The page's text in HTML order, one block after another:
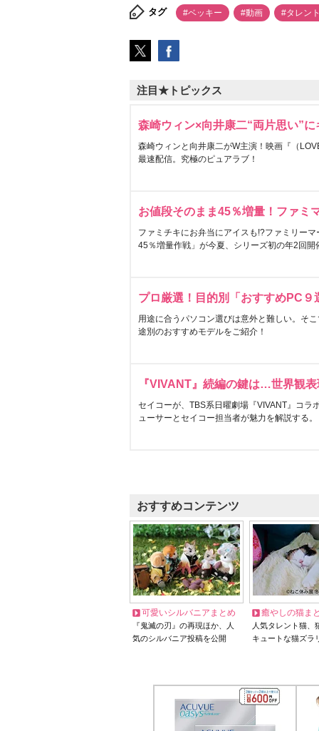
タグ #ベッキー #動画 #タレン
注目★トピックス
森崎ウィン×向井康二“両片思い”
森崎ウィンと向井康二がW主演！映画『（
最速配信。究極のピュアラブ！
お値段そのまま45％増量！ファミ
ファミチキにお弁当にアイスも!?ファミリー
45％増量作戦」が今夏、シリーズ初の年2回開
プロ厳選！目的別「おすすめPC９
用途に合うパソコン選びは意外と難しい。そ
途別のおすすめモデルをご紹介！
『VIVANT』続編の鍵は…世界観
セイコーが、TBS系日曜劇場『VIVANT』コラ
ューサーとセイコー担当者が魅力を解説する。
おすすめコンテンツ
可愛いシルバニアまとめ
『鬼滅の刃』の再現ほか、人
気のシルバニア投稿を公開
癒やしの猫ま
人気タレント猫
キュートな猫ズラ